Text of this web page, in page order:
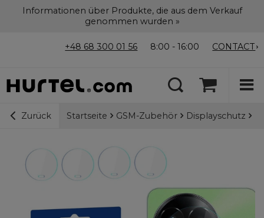
Informationen über Produkte, die aus dem Verkauf
genommen wurden »
+48 68 300 01 56 8:00 - 16:00 CONTACT
Zurück Startseite GSM-Zubehör Displayschutz